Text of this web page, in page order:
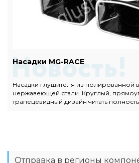
Насадки MG-RACE
Насадки глушителя из полированной
нержавеющей стали. Круглый,
трапецевидный дизайн читать
Отправка в регионы